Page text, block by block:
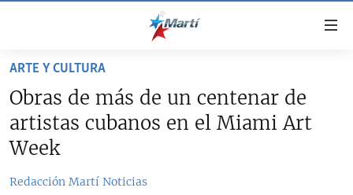
accesibilidad
contenido
principal
CUBA
CUBA
ESTADOS UNIDOS
ARTE Y CULTURA
Obras de más de un centenar de
artistas cubanos en el Miami Art
Week
Redacción Martí Noticias